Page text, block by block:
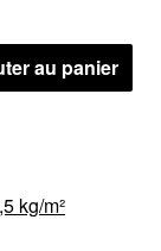
au panier
kg/m²